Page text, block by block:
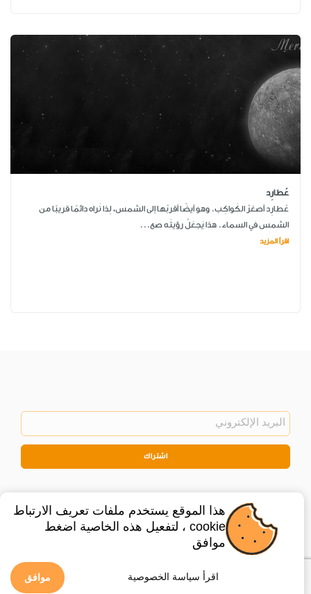
عُطارِد
عُطارِد أصغرُ الكَواكِب. وهو أيضًا أقربُها إلى الشمس، لِذا نَراه دائمًا قريبًا من
الشمس في السماء. هذا يَجعَلُ رؤيتَه صع...
اقرأ المزيد
اشتراك
هذا الموقع يستخدم ملفات تعريف الارتباط
cookie ، لتفعيل هذه الخاصية اضغط
موافق
موافق اقرأ سياسة الخصوصية